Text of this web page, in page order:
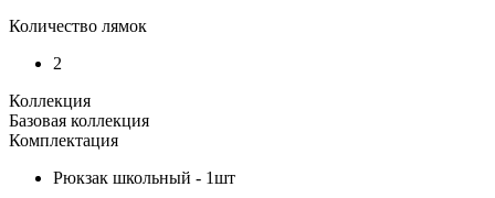
Количество лямок
2
Коллекция
Базовая коллекция
Комплектация
Рюкзак школьный - 1шт